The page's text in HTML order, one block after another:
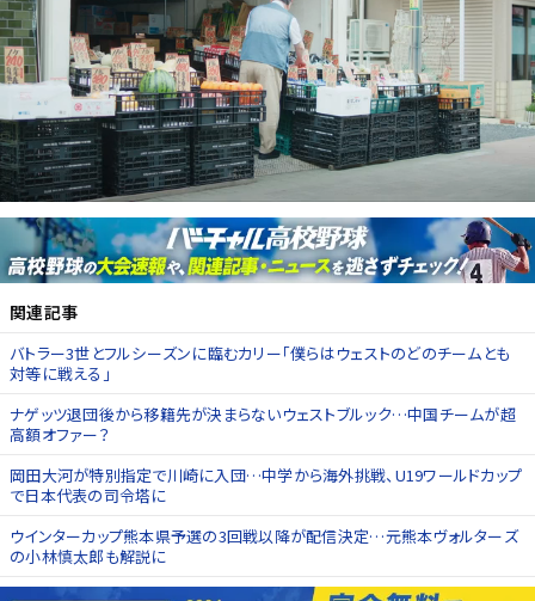
関連記事
バトラー3世とフルシーズンに臨むカリー「僕らはウェストのどのチームとも
対等に戦える」
ナゲッツ退団後から移籍先が決まらないウェストブルック…中国チームが超
高額オファー？
岡田大河が特別指定で川崎に入団…中学から海外挑戦、U19ワールドカップ
で日本代表の司令塔に
ウインターカップ熊本県予選の3回戦以降が配信決定…元熊本ヴォルターズ
の小林慎太郎も解説に